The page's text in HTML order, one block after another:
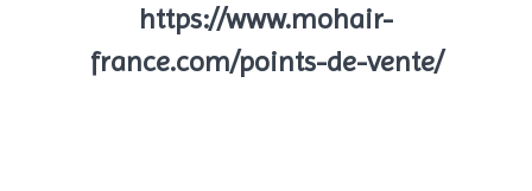
https://www.mohair-
france.com/points-de-vente/